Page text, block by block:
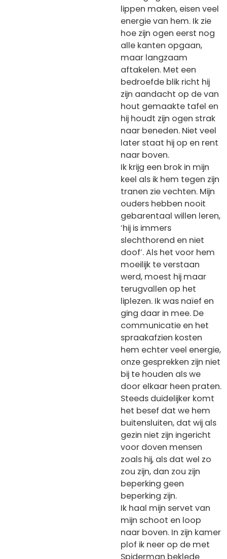
lippen maken, eisen veel
energie van hem. Ik zie
hoe zijn ogen eerst nog
alle kanten opgaan,
maar langzaam
aftakelen. Met een
bedroefde blik richt hij
zijn aandacht op de van
hout gemaakte tafel en
hij houdt zijn ogen strak
naar beneden. Niet veel
later staat hij op en rent
naar boven.
Ik krijg een brok in mijn
keel als ik hem tegen zijn
tranen zie vechten. Mijn
ouders hebben nooit
gebarentaal willen leren,
‘hij is immers
slechthorend en niet
doof’. Als het voor hem
moeilijk te verstaan
werd, moest hij maar
terugvallen op het
liplezen. Ik was naïef en
ging daar in mee. De
communicatie en het
spraakafzien kosten
hem echter veel energie,
onze gesprekken zijn niet
bij te houden als we
door elkaar heen praten.
Steeds duidelijker komt
het besef dat we hem
buitensluiten, dat wij als
gezin niet zijn ingericht
voor doven mensen
zoals hij, als dat wel zo
zou zijn, dan zou zijn
beperking geen
beperking zijn.
Ik haal mijn servet van
mijn schoot en loop
naar boven. In zijn kamer
plof ik neer op de met
Spiderman beklede